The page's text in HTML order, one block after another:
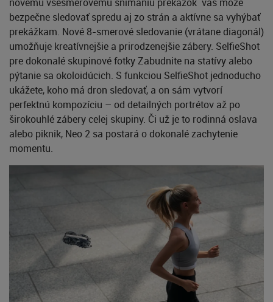
bezpečne sledovať spredu aj zo strán a aktívne sa vyhýbať
prekážkam. Nové 8-smerové sledovanie (vrátane diagonál)
umožňuje kreatívnejšie a prirodzenejšie zábery. SelfieShot
pre dokonalé skupinové fotky Zabudnite na statívy alebo
pýtanie sa okoloidúcich. S funkciou SelfieShot jednoducho
ukážete, koho má dron sledovať, a on sám vytvorí
perfektnú kompozíciu – od detailných portrétov až po
širokouhlé zábery celej skupiny. Či už je to rodinná oslava
alebo piknik, Neo 2 sa postará o dokonalé zachytenie
momentu.